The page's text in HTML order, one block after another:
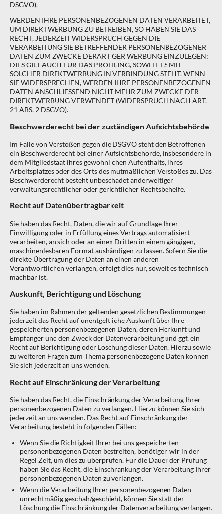
DSGVO).
WERDEN IHRE PERSONENBEZOGENEN DATEN VERARBEITET,
UM DIREKTWERBUNG ZU BETREIBEN, SO HABEN SIE DAS
RECHT, JEDERZEIT WIDERSPRUCH GEGEN DIE
VERARBEITUNG SIE BETREFFENDER PERSONENBEZOGENER
DATEN ZUM ZWECKE DERARTIGER WERBUNG EINZULEGEN;
DIES GILT AUCH FÜR DAS PROFILING, SOWEIT ES MIT
SOLCHER DIREKTWERBUNG IN VERBINDUNG STEHT. WENN
SIE WIDERSPRECHEN, WERDEN IHRE PERSONENBEZOGENEN
DATEN ANSCHLIESSEND NICHT MEHR ZUM ZWECKE DER
DIREKTWERBUNG VERWENDET (WIDERSPRUCH NACH ART.
21 ABS. 2 DSGVO).
Beschwerde­recht bei der zuständigen Aufsichts­behörde
Im Falle von Verstößen gegen die DSGVO steht den Betroffenen
ein Beschwerderecht bei einer Aufsichtsbehörde, insbesondere in
dem Mitgliedstaat ihres gewöhnlichen Aufenthalts, ihres
Arbeitsplatzes oder des Orts des mutmaßlichen Verstoßes zu. Das
Beschwerderecht besteht unbeschadet anderweitiger
verwaltungsrechtlicher oder gerichtlicher Rechtsbehelfe.
Recht auf Daten­übertrag­barkeit
Sie haben das Recht, Daten, die wir auf Grundlage Ihrer
Einwilligung oder in Erfüllung eines Vertrags automatisiert
verarbeiten, an sich oder an einen Dritten in einem gängigen,
maschinenlesbaren Format aushändigen zu lassen. Sofern Sie die
direkte Übertragung der Daten an einen anderen
Verantwortlichen verlangen, erfolgt dies nur, soweit es technisch
machbar ist.
Auskunft, Berichtigung und Löschung
Sie haben im Rahmen der geltenden gesetzlichen Bestimmungen
jederzeit das Recht auf unentgeltliche Auskunft über Ihre
gespeicherten personenbezogenen Daten, deren Herkunft und
Empfänger und den Zweck der Datenverarbeitung und ggf. ein
Recht auf Berichtigung oder Löschung dieser Daten. Hierzu sowie
zu weiteren Fragen zum Thema personenbezogene Daten können
Sie sich jederzeit an uns wenden.
Recht auf Einschränkung der Verarbeitung
Sie haben das Recht, die Einschränkung der Verarbeitung Ihrer
personenbezogenen Daten zu verlangen. Hierzu können Sie sich
jederzeit an uns wenden. Das Recht auf Einschränkung der
Verarbeitung besteht in folgenden Fällen:
Wenn Sie die Richtigkeit Ihrer bei uns gespeicherten
personenbezogenen Daten bestreiten, benötigen wir in der
Regel Zeit, um dies zu überprüfen. Für die Dauer der Prüfung
haben Sie das Recht, die Einschränkung der Verarbeitung Ihrer
personenbezogenen Daten zu verlangen.
Wenn die Verarbeitung Ihrer personenbezogenen Daten
unrechtmäßig geschah/geschieht, können Sie statt der
Löschung die Einschränkung der Datenverarbeitung verlangen.